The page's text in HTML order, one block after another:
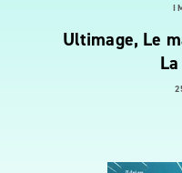
Ultimage, Le